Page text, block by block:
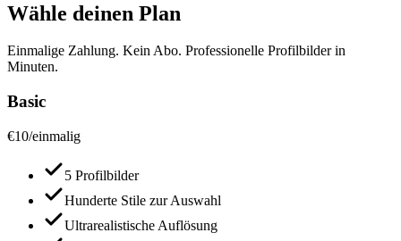
Wähle deinen Plan
Einmalige Zahlung. Kein Abo. Professionelle Profilbilder in
Minuten.
Basic
€10/einmalig
5 Profilbilder
Hunderte Stile zur Auswahl
Ultrarealistische Auflösung